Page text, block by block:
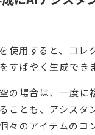
使用すると、コレ
すばやく生成でき
の場合は、一度に
ことも、アシスタ
々のアイテムのコ